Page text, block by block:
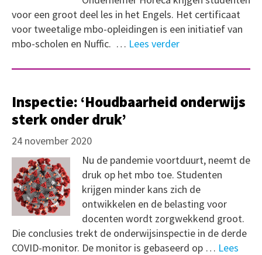
voor een groot deel les in het Engels. Het certificaat
voor tweetalige mbo-opleidingen is een initiatief van
mbo-scholen en Nuffic. … Lees verder
Inspectie: ‘Houdbaarheid onderwijs
sterk onder druk’
24 november 2020
Nu de pandemie voortduurt, neemt de
druk op het mbo toe. Studenten
krijgen minder kans zich de
ontwikkelen en de belasting voor
docenten wordt zorgwekkend groot.
Die conclusies trekt de onderwijsinspectie in de derde
COVID-monitor. De monitor is gebaseerd op … Lees